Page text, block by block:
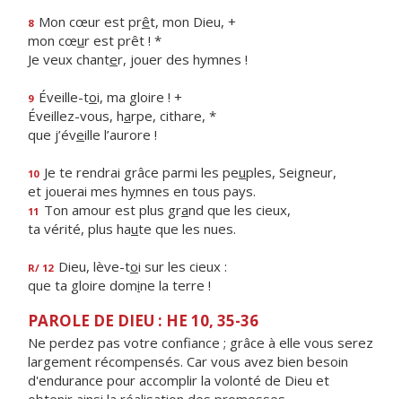
8 Mon cœur est prêt, mon Dieu, +
mon cœur est prêt ! *
Je veux chanter, jouer des hymnes !
9 Éveille-toi, ma gloire ! +
Éveillez-vous, harpe, cithare, *
que j’éveille l’aurore !
10 Je te rendrai grâce parmi les peuples, Seigneur,
et jouerai mes hymnes en tous pays.
11 Ton amour est plus grand que les cieux,
ta vérité, plus haute que les nues.
R/ 12 Dieu, lève-toi sur les cieux :
que ta gloire domine la terre !
PAROLE DE DIEU : HE 10, 35-36
Ne perdez pas votre confiance ; grâce à elle vous serez
largement récompensés. Car vous avez bien besoin
d'endurance pour accomplir la volonté de Dieu et